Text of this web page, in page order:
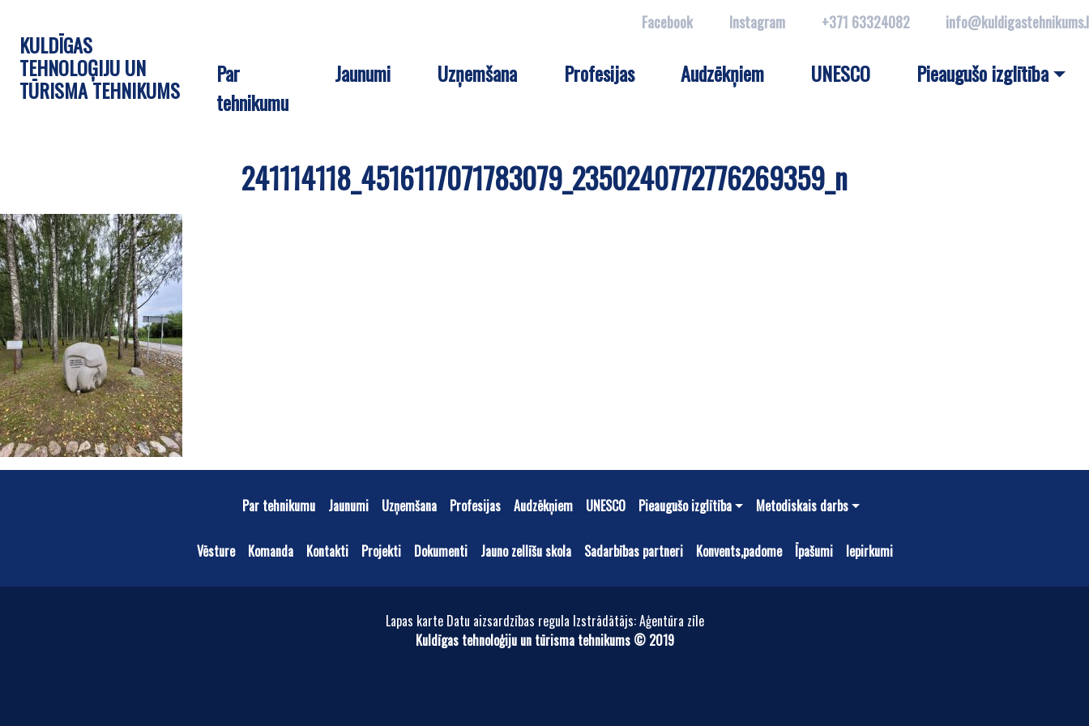
KULDĪGAS
TEHNOLOĢIJU UN
TŪRISMA TEHNIKUMS
Facebook Instagram +371 63324082
Par
tehnikumu
Jaunumi Uzņemšana Profesijas Audzēkņiem UNESCO Pieaugušo izglītība
241114118_4516117071783079_2350240772776269359_n
Par tehnikumu Jaunumi Uzņemšana Profesijas Audzēkņiem UNESCO Pieaugušo izglītība Metodiskais darbs
Vēsture Komanda Kontakti Projekti Dokumenti Jauno zellīšu skola Sadarbības partneri Konvents,padome Īpašumi Iepirkumi
Lapas karte Datu aizsardzības regula Izstrādātājs: Aģentūra zīle
Kuldīgas tehnoloģiju un tūrisma tehnikums © 2019